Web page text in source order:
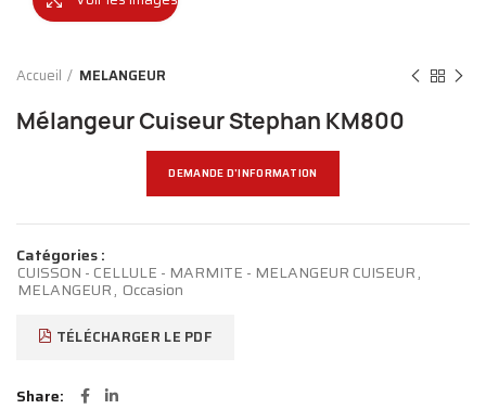
Accueil MELANGEUR
Mélangeur Cuiseur Stephan KM800
DEMANDE D'INFORMATION
Catégories :
CUISSON - CELLULE - MARMITE - MELANGEUR CUISEUR,
MELANGEUR, Occasion
TÉLÉCHARGER LE PDF
Share